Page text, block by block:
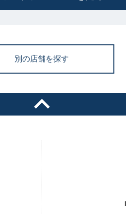
別の店舗を探す